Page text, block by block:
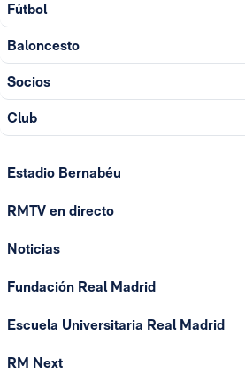
Fútbol
Baloncesto
Socios
Club
Estadio Bernabéu
RMTV en directo
Noticias
Fundación Real Madrid
Escuela Universitaria Real Madrid
RM Next